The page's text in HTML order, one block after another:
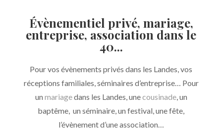
Évènementiel privé, mariage,
entreprise, association dans le
40...
Pour vos évènements privés dans les Landes, vos
réceptions familiales, séminaires d’entreprise… Pour
un mariagedans les Landes, unecousinade, un
baptême, un séminaire, un festival, une fête,
l’évènement d’une association…